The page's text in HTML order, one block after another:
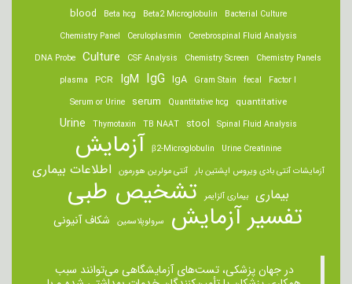
Bacterial Culture
Beta2 Microglobulin
Beta hcg
blood
Cerebrospinal Fluid Analysis
Ceruloplasmin
Chemistry Panel
Chemistry Panels
Chemistry Screen
CSF Analysis
Culture
DNA Probe
Factor I
fecal
Gram Stain
IgA
IgG
IgM
PCR
plasma
quantitative
Quantitative hcg
serum
Serum or Urine
Spinal Fluid Analysis
stool
TB NAAT
Thymotaxin
Urine
Urine Creatinine
β2-Microglobulin آزمایش
آزمایشات آنتی بادی ویروس اپشتین بار آنتی مولرین هورمون اطلاعات بیماری
بیماری بیماری آلزایمر تشخیص طبی
تفسیر آزمایش سرولوپلاسمین شکاف آنیونی
در جهان پزشکی، تست‌های آزمایشگاهی می‌توانند سبب